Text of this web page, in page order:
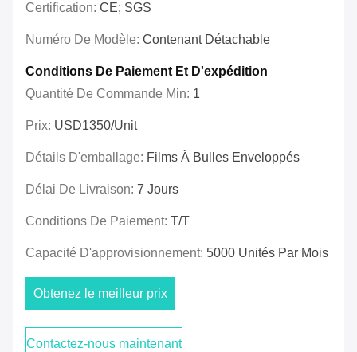
Certification: CE; SGS
Numéro De Modèle: Contenant Détachable
Conditions De Paiement Et D'expédition
Quantité De Commande Min: 1
Prix: USD1350/unit
Détails D'emballage: Films À Bulles Enveloppés
Délai De Livraison: 7 Jours
Conditions De Paiement: T/T
Capacité D'approvisionnement: 5000 Unités Par Mois
Obtenez le meilleur prix
Contactez-nous maintenant